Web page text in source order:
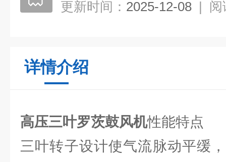
更新时间： 2025-12-08 | 阅
详情介绍
高压三叶罗茨鼓风机性能特点
三叶转子设计使气流脉动平缓